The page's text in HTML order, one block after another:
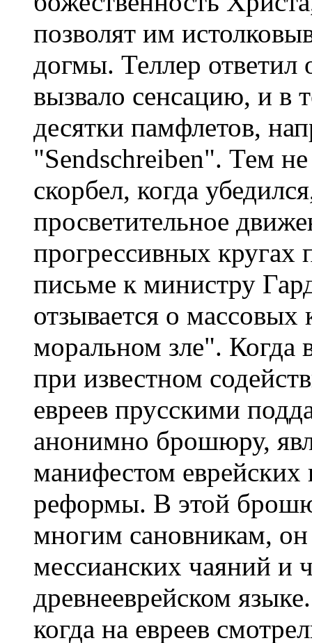
позволят им
догмы. Теллер ответил
вызвало сенсацию, и в
десятки памфлетов,
"Sendschreiben". Тем
скорбел, когда
просветительное
прогрессивных кругах
письме к министру
отзывается о
моральном зле". Когда
при известном
евреев прусскими
анонимно брошюру,
манифестом еврейских
реформы. В этой
многим сановникам,
мессианских чаяний и
древнееврейском
когда на евреев